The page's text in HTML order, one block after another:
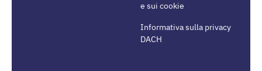
e sui cookie
Informativa sulla privacy
DACH